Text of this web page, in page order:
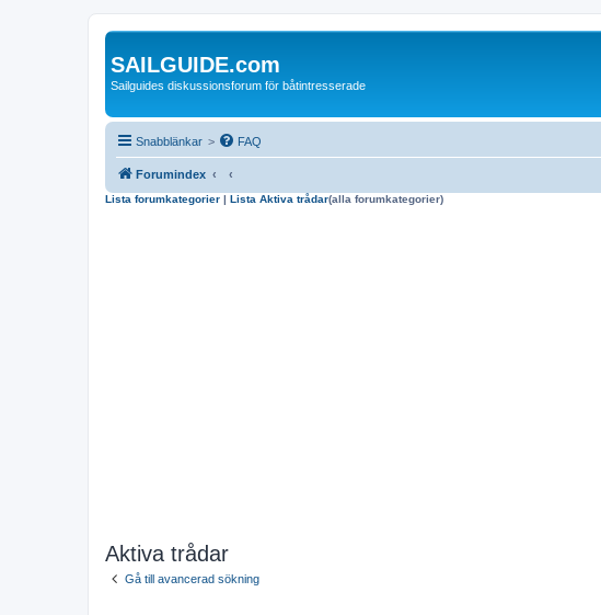
SAILGUIDE.com
Sailguides diskussionsforum för båtintresserade
Snabblänkar > FAQ
Forumindex
Lista forumkategorier | Lista Aktiva trådar(alla forumkategorier)
Aktiva trådar
Gå till avancerad sökning